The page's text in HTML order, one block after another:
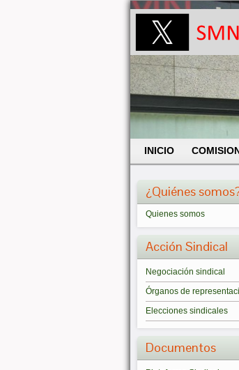
INICIO
¿Quiénes
Quienes somos
Acción Sindical
Negociación sindical
Órganos de
Elecciones sindicales
Documentos